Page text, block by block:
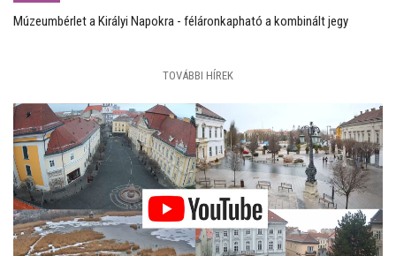
Múzeumbérlet a Királyi Napokra - féláronkapható a kombinált jegy
TOVÁBBI HÍREK